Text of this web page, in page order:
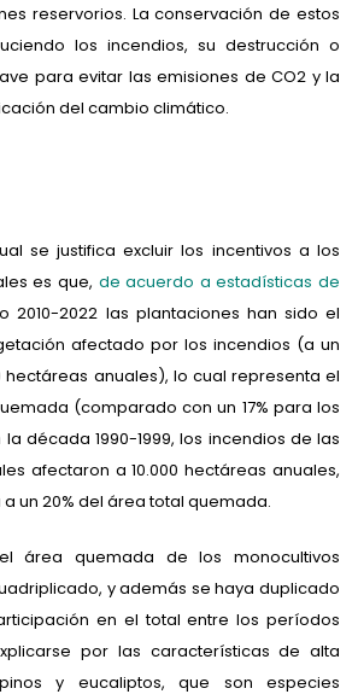
reservorios. La conservación de estos
los incendios, su destrucción o
para evitar las emisiones de CO2 y la
del cambio climático.
se justifica excluir los incentivos a los
es que, de acuerdo a estadísticas de
2010-2022 las plantaciones han sido el
afectado por los incendios (a un
anuales), lo cual representa el
(comparado con un 17% para los
década 1990-1999, los incendios de las
afectaron a 10.000 hectáreas anuales,
un 20% del área total quemada.
área quemada de los monocultivos
y además se haya duplicado
en el total entre los períodos
por las características de alta
y eucaliptos, que son especies